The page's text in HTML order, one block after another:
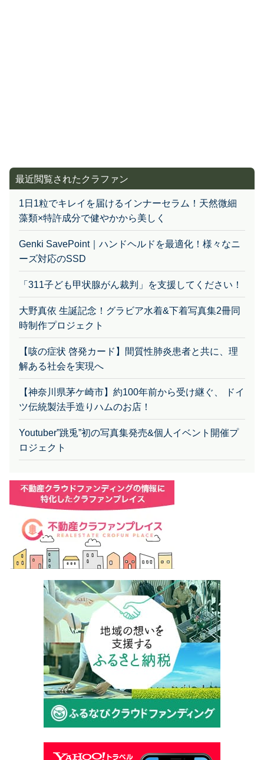
1日1粒でキレイを届けるインナーセラム！天然微細
藻類×特許成分で健やかから美しく
ーズ対応のSSD
時制作プロジェクト
解ある社会を実現へ
ツ伝統製法手造りハムのお店！
ロジェクト